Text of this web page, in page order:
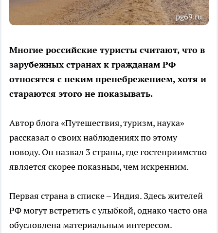
pg69.ru
Многие российские туристы считают, что в
зарубежных странах к гражданам РФ
относятся с неким пренебрежением, хотя и
стараются этого не показывать.
Автор блога «Путешествия, туризм, наука»
рассказал о своих наблюдениях по этому
поводу. Он назвал 3 страны, где гостеприимство
является скорее показным, чем искренним.
Первая страна в списке – Индия. Здесь жителей
РФ могут встретить с улыбкой, однако часто она
обусловлена материальным интересом.